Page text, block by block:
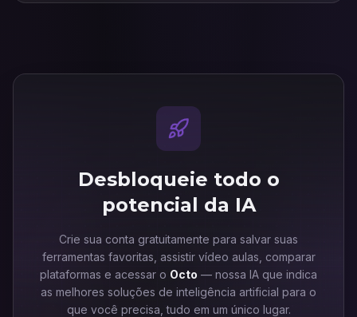
Desbloqueie todo o
potencial da IA
Crie sua conta gratuitamente para salvar suas
ferramentas favoritas, assistir vídeo aulas, comparar
plataformas e acessar o Octo — nossa IA que indica
as melhores soluções de inteligência artificial para o
que você precisa, tudo em um único lugar.